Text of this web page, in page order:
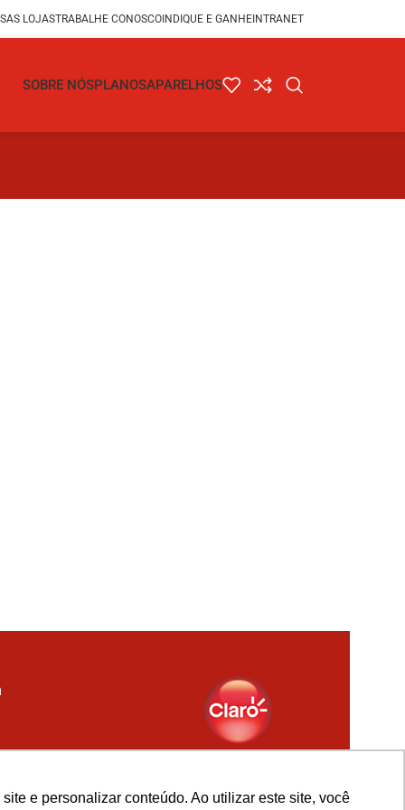
e personalizar conteúdo. Ao utilizar este site, você
LOJASTRABALHE CONOSCO INDIQUE E GANHE INTRANET
SOBRE NÓSPLANOSAPARELHOS